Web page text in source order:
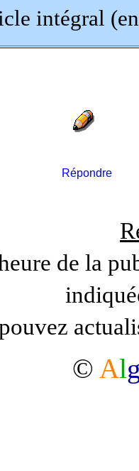
intégral
Répondre
de la
© Al